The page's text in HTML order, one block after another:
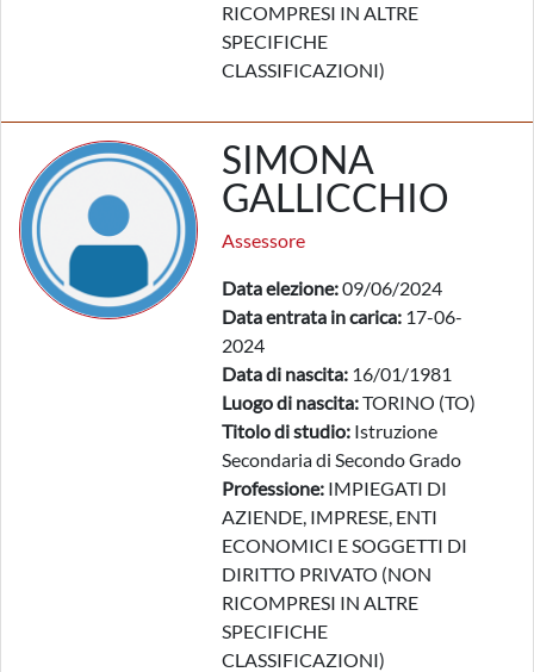
RICOMPRESI IN ALTRE
SPECIFICHE
CLASSIFICAZIONI)
SIMONA
GALLICCHIO
Assessore
Data elezione:09/06/2024
Data entrata in carica: 17-06-
2024
Data di nascita: 16/01/1981
Luogo di nascita:TORINO (TO)
Titolo di studio: Istruzione
Secondaria di Secondo Grado
Professione: IMPIEGATI DI
AZIENDE, IMPRESE, ENTI
ECONOMICI E SOGGETTI DI
DIRITTO PRIVATO (NON
RICOMPRESI IN ALTRE
SPECIFICHE
CLASSIFICAZIONI)